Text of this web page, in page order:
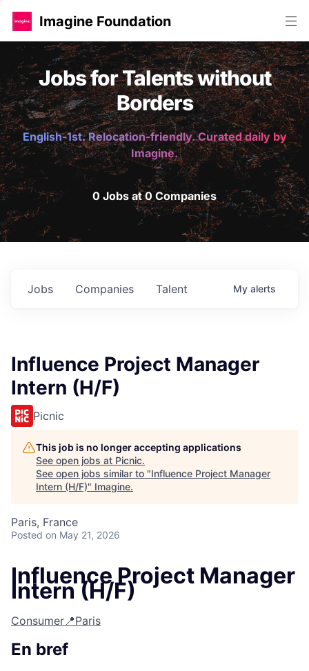
Imagine Foundation
Jobs for Talents without
Borders
English-1st. Relocation-friendly. Curated daily by
Imagine.
0 Jobs at 0 Companies
Jobs Companies Talent My alerts
Influence Project Manager
Intern (H/F)
Picnic
This job is no longer accepting applications
See open jobs at Picnic.
See open jobs similar to "Influence Project Manager
Intern (H/F)" Imagine.
Paris, France
Posted on May 21, 2026
Influence Project Manager
Intern (H/F)
Consumer📍Paris
En bref